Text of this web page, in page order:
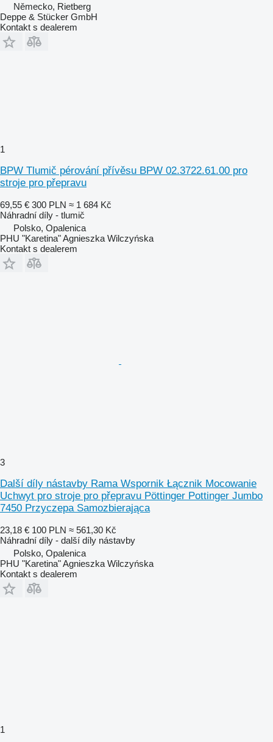
Německo, Rietberg
Deppe & Stücker GmbH
Kontakt s dealerem
1
BPW Tlumič pérování přívěsu BPW 02.3722.61.00 pro
stroje pro přepravu
69,55 € 300 PLN ≈ 1 684 Kč
Náhradní díly - tlumič
Polsko, Opalenica
PHU "Karetina" Agnieszka Wilczyńska
Kontakt s dealerem
3
Další díly nástavby Rama Wspornik Łącznik Mocowanie
Uchwyt pro stroje pro přepravu Pöttinger Pottinger Jumbo
7450 Przyczepa Samozbierająca
23,18 € 100 PLN ≈ 561,30 Kč
Náhradní díly - další díly nástavby
Polsko, Opalenica
PHU "Karetina" Agnieszka Wilczyńska
Kontakt s dealerem
1